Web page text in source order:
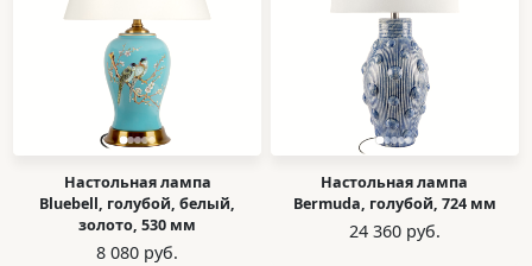
Настольная лампа
Bluebell, голубой, белый,
золото, 530 мм
8 080 руб.
Настольная лампа
Bermuda, голубой, 724 мм
24 360 руб.